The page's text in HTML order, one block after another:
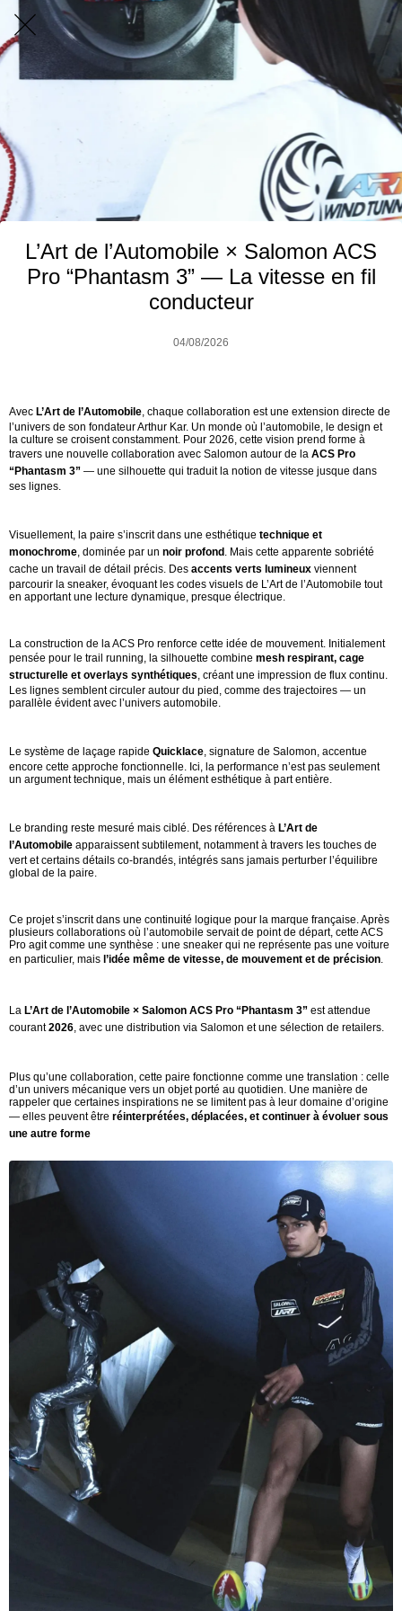
L’Art de l’Automobile × Salomon ACS
Pro “Phantasm 3” — La vitesse en fil
conducteur
04/08/2026
Avec L’Art de l’Automobile , chaque collaboration est une extension directe de
l’univers de son fondateur Arthur Kar. Un monde où l’automobile, le design et
la culture se croisent constamment. Pour 2026, cette vision prend forme à
travers une nouvelle collaboration avec Salomon autour de la ACS Pro
“Phantasm 3” — une silhouette qui traduit la notion de vitesse jusque dans
ses lignes.
Visuellement, la paire s’inscrit dans une esthétique technique et
monochrome , dominée par un noir profond . Mais cette apparente sobriété
cache un travail de détail précis. Des accents verts lumineux viennent
parcourir la sneaker, évoquant les codes visuels de L’Art de l’Automobile tout
en apportant une lecture dynamique, presque électrique.
La construction de la ACS Pro renforce cette idée de mouvement. Initialement
pensée pour le trail running, la silhouette combine mesh respirant, cage
structurelle et overlays synthétiques , créant une impression de flux continu.
Les lignes semblent circuler autour du pied, comme des trajectoires — un
parallèle évident avec l’univers automobile.
Le système de laçage rapide Quicklace , signature de Salomon, accentue
encore cette approche fonctionnelle. Ici, la performance n’est pas seulement
un argument technique, mais un élément esthétique à part entière.
Le branding reste mesuré mais ciblé. Des références à L’Art de
l’Automobile apparaissent subtilement, notamment à travers les touches de
vert et certains détails co-brandés, intégrés sans jamais perturber l’équilibre
global de la paire.
Ce projet s’inscrit dans une continuité logique pour la marque française. Après
plusieurs collaborations où l’automobile servait de point de départ, cette ACS
Pro agit comme une synthèse : une sneaker qui ne représente pas une voiture
en particulier, mais l’idée même de vitesse, de mouvement et de précision
La L’Art de l’Automobile × Salomon ACS Pro “Phantasm 3” est attendue
courant2026 , avec une distribution via Salomon et une sélection de retailers.
Plus qu’une collaboration, cette paire fonctionne comme une translation : celle
d’un univers mécanique vers un objet porté au quotidien. Une manière de
rappeler que certaines inspirations ne se limitent pas à leur domaine d’origine
— elles peuvent être réinterprétées, déplacées, et continuer à évoluer sous
une autre forme